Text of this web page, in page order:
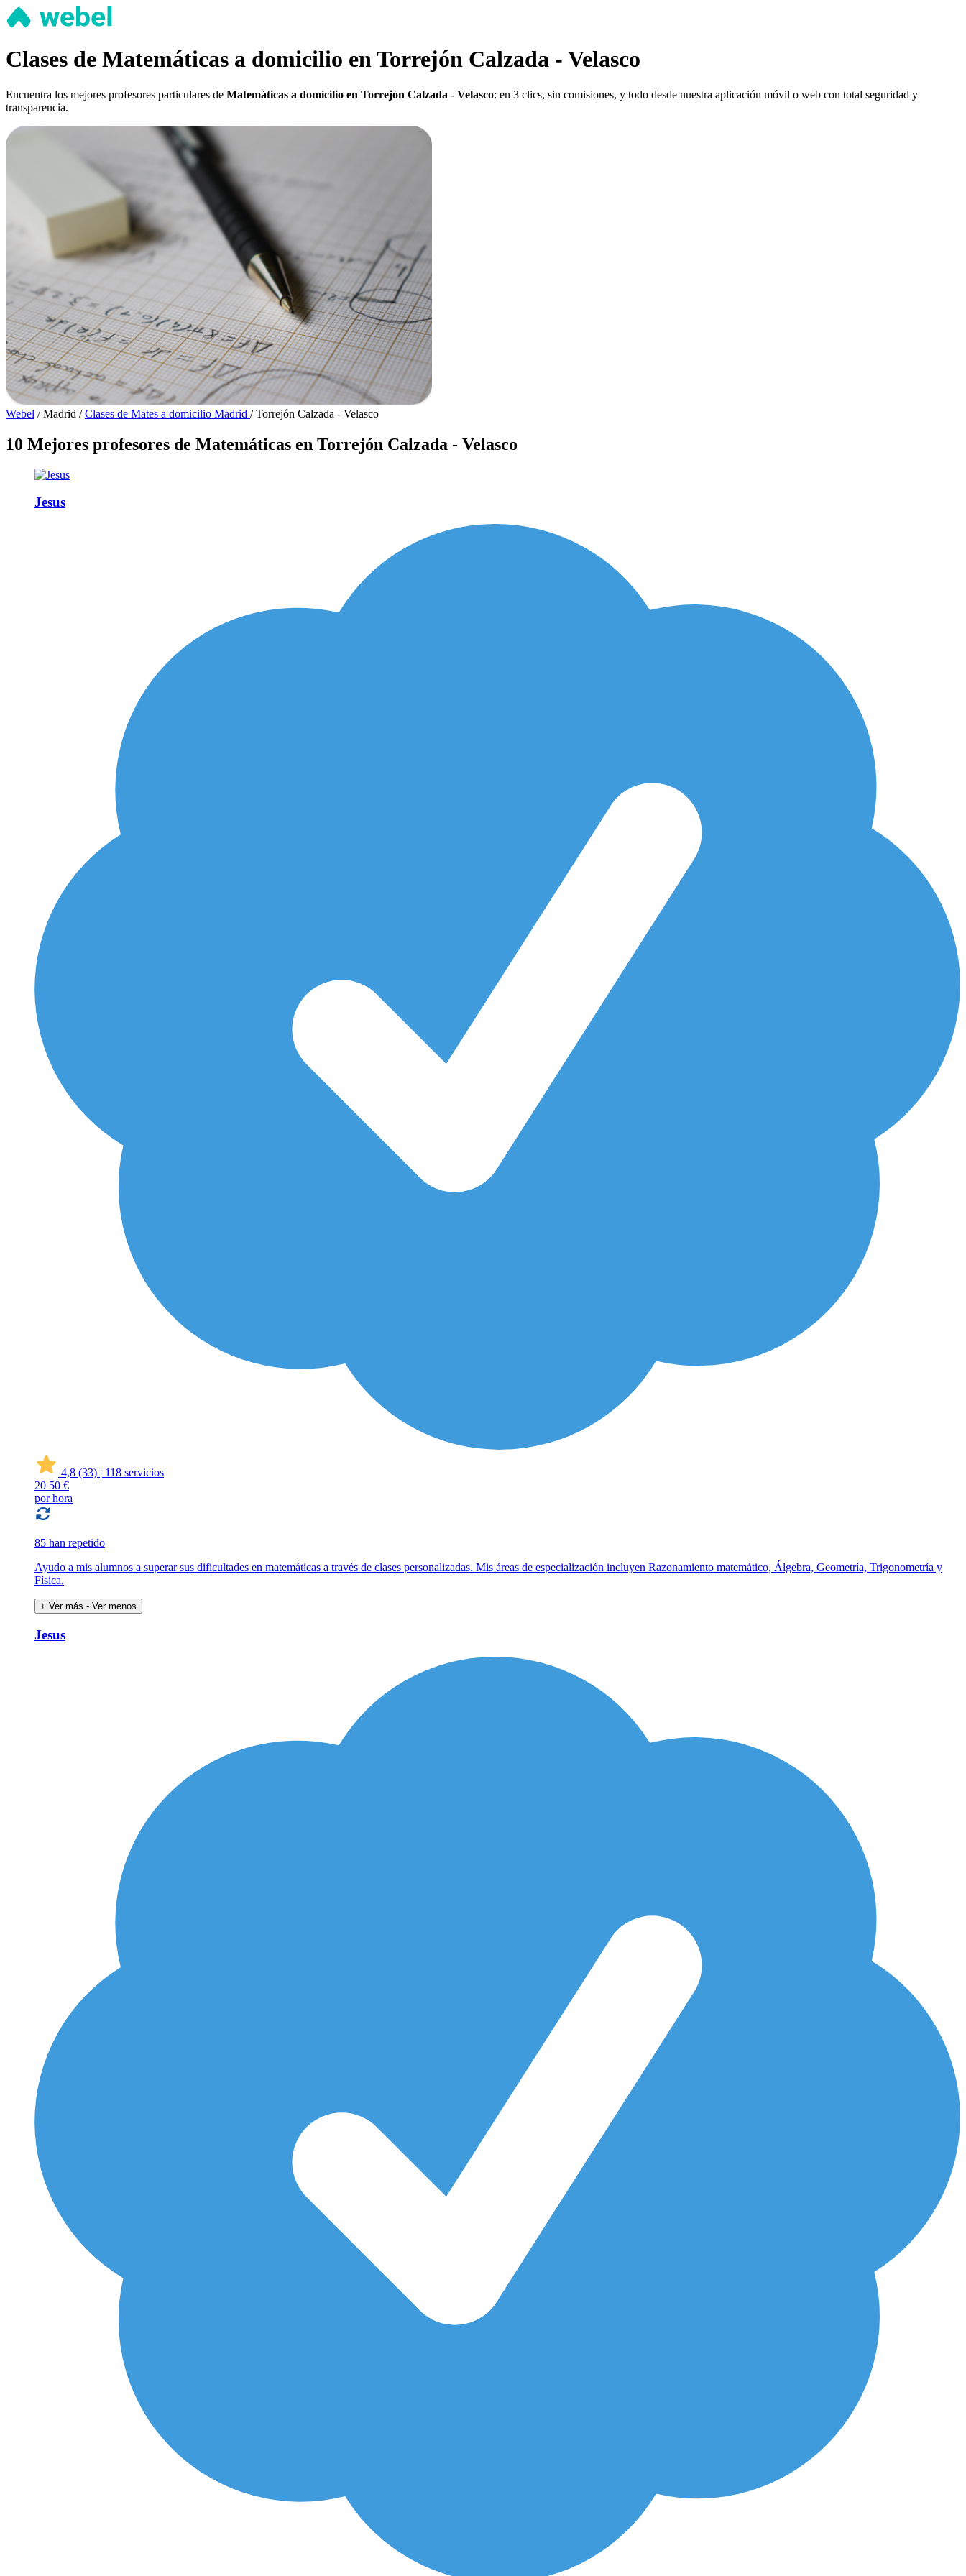
Clases de Matemáticas a domicilio en Torrejón Calzada - Velasco
Encuentra los mejores profesores particulares de Matemáticas a domicilio en Torrejón Calzada - Velasco: en 3 clics, sin comisiones, y todo desde nuestra aplicación móvil o web con total seguridad y
transparencia.
Webel / Madrid / Clases de Mates a domicilio Madrid / Torrejón Calzada - Velasco
10 Mejores profesores de Matemáticas en Torrejón Calzada - Velasco
Jesus
4,8 (33) | 118 servicios
20 50 €
por hora
85 han repetido
Ayudo a mis alumnos a superar sus dificultades en matemáticas a través de clases personalizadas. Mis áreas de especialización incluyen Razonamiento matemático, Álgebra, Geometría, Trigonometría y
Física.
+ Ver más - Ver menos
Jesus